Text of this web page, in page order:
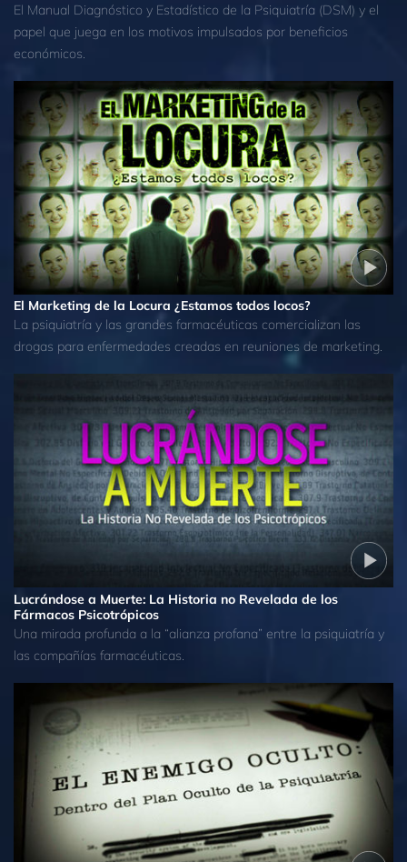
El Manual Diagnóstico y Estadístico de la Psiquiatría (DSM) y el
papel que juega en los motivos impulsados por beneficios
económicos.
El Marketing de la Locura ¿Estamos todos locos?
La psiquiatría y las grandes farmacéuticas comercializan las
drogas para enfermedades creadas en reuniones de marketing.
Lucrándose a Muerte: La Historia no Revelada de los
Fármacos Psicotrópicos
Una mirada profunda a la “alianza profana” entre la psiquiatría y
las compañías farmacéuticas.